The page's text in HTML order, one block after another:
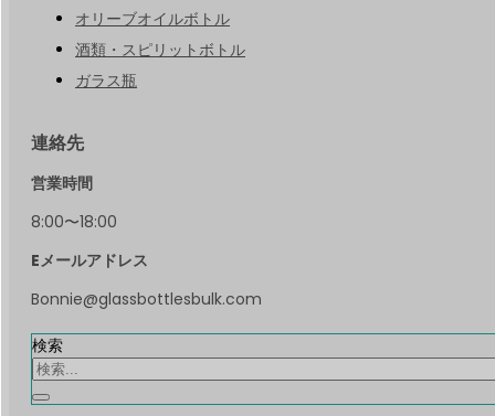
オリーブオイルボトル
酒類・スピリットボトル
ガラス瓶
連絡先
営業時間
8:00〜18:00
Eメールアドレス
Bonnie@glassbottlesbulk.com
検索